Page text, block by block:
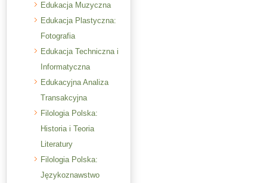
Edukacja Muzyczna
Edukacja Plastyczna:
Fotografia
Edukacja Techniczna i
Informatyczna
Edukacyjna Analiza
Transakcyjna
Filologia Polska:
Historia i Teoria
Literatury
Filologia Polska:
Językoznawstwo